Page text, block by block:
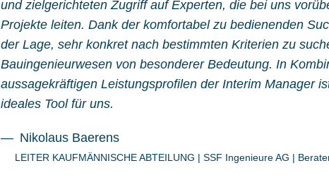
und zielgerichteten Zugriff auf Experten, die bei uns
Projekte leiten. Dank der komfortabel zu bedienenden
der Lage, sehr konkret nach bestimmten Kriterien zu
Bauingenieurwesen von besonderer Bedeutung. In
aussagekräftigen Leistungsprofilen der Interim Manager
ideales Tool für uns.
Nikolaus Baerens
LEITER KAUFMÄNNISCHE ABTEILUNG |SSF Ingenieure AG |